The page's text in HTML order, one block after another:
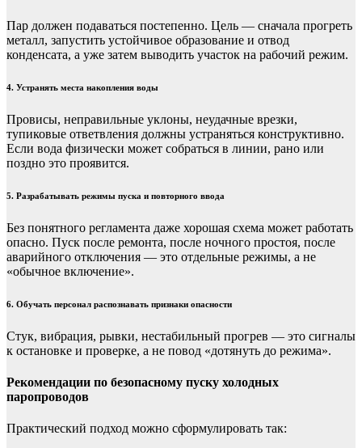
Пар должен подаваться постепенно. Цель — сначала прогреть
металл, запустить устойчивое образование и отвод
конденсата, а уже затем выводить участок на рабочий режим.
4. Устранять места накопления воды
Провисы, неправильные уклоны, неудачные врезки,
тупиковые ответвления должны устраняться конструктивно.
Если вода физически может собраться в линии, рано или
поздно это проявится.
5. Разрабатывать режимы пуска и повторного ввода
Без понятного регламента даже хорошая схема может работать
опасно. Пуск после ремонта, после ночного простоя, после
аварийного отключения — это отдельные режимы, а не
«обычное включение».
6. Обучать персонал распознавать признаки опасности
Стук, вибрация, рывки, нестабильный прогрев — это сигналы
к остановке и проверке, а не повод «дотянуть до режима».
Рекомендации по безопасному пуску холодных
паропроводов
Практический подход можно сформулировать так: